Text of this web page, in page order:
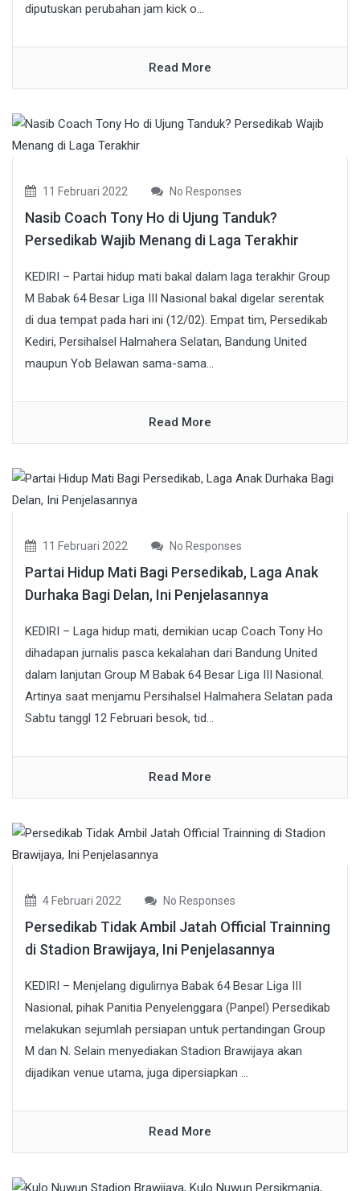
diputuskan perubahan jam kick o...
Read More
11 Februari 2022 No Responses
Nasib Coach Tony Ho di Ujung Tanduk?
Persedikab Wajib Menang di Laga Terakhir
KEDIRI – Partai hidup mati bakal dalam laga terakhir Group
M Babak 64 Besar Liga III Nasional bakal digelar serentak
di dua tempat pada hari ini (12/02). Empat tim, Persedikab
Kediri, Persihalsel Halmahera Selatan, Bandung United
maupun Yob Belawan sama-sama...
Read More
11 Februari 2022 No Responses
Partai Hidup Mati Bagi Persedikab, Laga Anak
Durhaka Bagi Delan, Ini Penjelasannya
KEDIRI – Laga hidup mati, demikian ucap Coach Tony Ho
dihadapan jurnalis pasca kekalahan dari Bandung United
dalam lanjutan Group M Babak 64 Besar Liga III Nasional.
Artinya saat menjamu Persihalsel Halmahera Selatan pada
Sabtu tanggl 12 Februari besok, tid...
Read More
4 Februari 2022 No Responses
Persedikab Tidak Ambil Jatah Official Trainning
di Stadion Brawijaya, Ini Penjelasannya
KEDIRI – Menjelang digulirnya Babak 64 Besar Liga III
Nasional, pihak Panitia Penyelenggara (Panpel) Persedikab
melakukan sejumlah persiapan untuk pertandingan Group
M dan N. Selain menyediakan Stadion Brawijaya akan
dijadikan venue utama, juga dipersiapkan ...
Read More